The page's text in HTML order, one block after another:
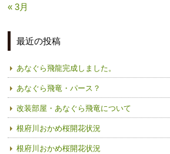
« 3月
最近の投稿
あなぐら飛龍完成しました。
あなぐら飛竜・パース？
改装部屋・あなぐら飛竜について
根府川おかめ桜開花状況
根府川おかめ桜開花状況